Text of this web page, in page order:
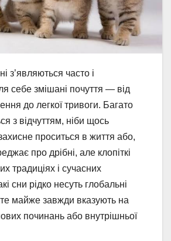
з’являються часто і
себе змішані почуття — від
до легкої тривоги. Багато
з відчуттям, ніби щось
проситься в життя або,
про дрібні, але клопіткі
традиціях і сучасних
сни рідко несуть глобальні
майже завжди вказують на
починань або внутрішньої